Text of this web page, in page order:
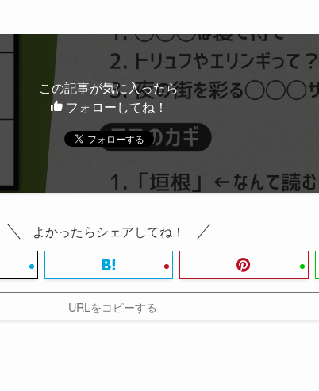
この記事が気に入ったら
フォローしてね！
よかったらシェアしてね！
URLをコピーする